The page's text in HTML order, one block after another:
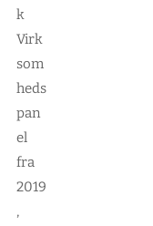
k
Virk
som
heds
pan
el
fra
2019
,